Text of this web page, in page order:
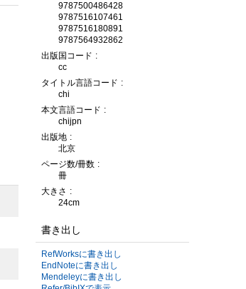
9787500486428
9787516107461
9787516180891
9787564932862
出版国コード
cc
タイトル言語コード
chi
本文言語コード
chijpn
出版地
北京
ページ数/冊数
冊
大きさ
24cm
書き出し
RefWorksに書き出し
EndNoteに書き出し
Mendeleyに書き出し